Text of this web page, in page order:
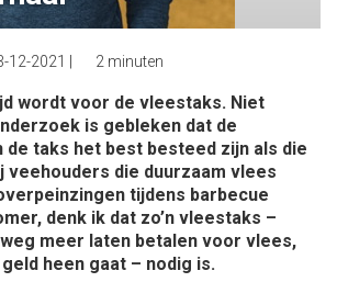
12-2021 2 minuten
wordt voor de vleestaks. Niet
is gebleken dat de
de taks het best besteed zijn als die
die duurzaam vlees
tijdens barbecue
denk ik dat zo’n vleestaks –
meer laten betalen voor vlees,
heen gaat – nodig is.